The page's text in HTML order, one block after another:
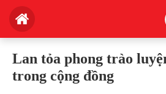
Lan tỏa phong trào
trong cộng đồng